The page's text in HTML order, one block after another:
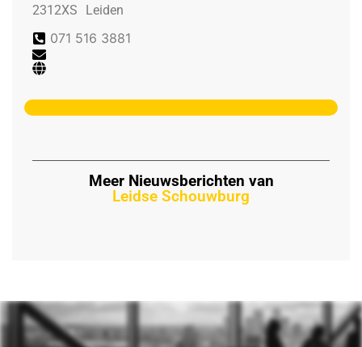
2312XS
Leiden
071 516 3881
Meer Nieuwsberichten van
Leidse Schouwburg